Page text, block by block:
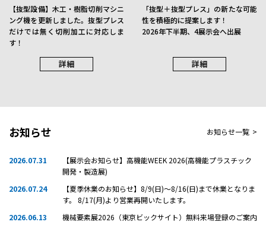
【抜型設備】木工・樹脂切削マシニ
ング機を更新しました。抜型プレス
だけでは無く切削加工に対応しま
す！
詳細
「抜型＋抜型プレス」の新たな可能
性を積極的に提案します！
2026年下半期、4展示会へ出展
詳細
お知らせ お知らせ一覧 >
2026.07.31
【展示会お知らせ】高機能WEEK 2026(高機能プラスチック
開発・製造展)
2026.07.24
【夏季休業のお知らせ】8/9(日)～8/16(日)まで休業となりま
す。 8/17(月)より営業再開いたします。
2026.06.13
機械要素展2026（東京ビックサイト）無料来場登録のご案内